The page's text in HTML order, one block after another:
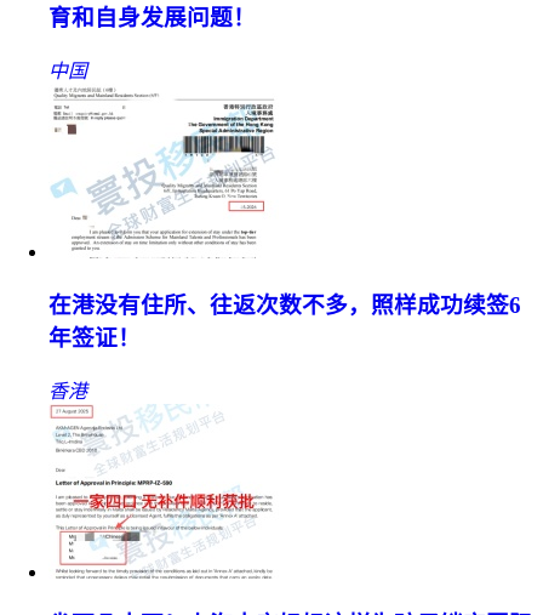
育和自身发展问题！
中国
在港没有住所、往返次数不多，照样成功续签6
年签证！
香港